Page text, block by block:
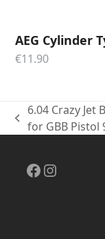
AEG Cylinder
€11.90
previous
6.04 Crazy Jet
for GBB Pistol
Facebook